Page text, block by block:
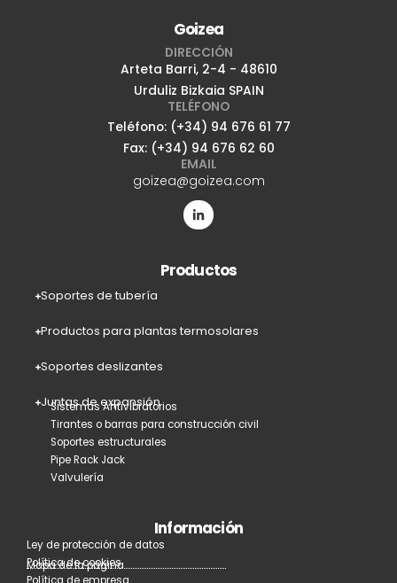
Goizea
DIRECCIÓN
Arteta Barri, 2-4 - 48610
Urduliz Bizkaia SPAIN
TELÉFONO
Teléfono: (+34) 94 676 61 77
Fax: (+34) 94 676 62 60
EMAIL
goizea@goizea.com
Productos
Soportes de tubería
Productos para plantas termosolares
Soportes deslizantes
Juntas de expansión
Sistemas Antivibratorios
Tirantes o barras para construcción civil
Soportes estructurales
Pipe Rack Jack
Valvulería
Información
Ley de protección de datos
Política de cookies
Política de empresa
Mapa de la página